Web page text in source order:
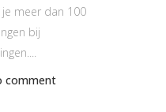
meer dan 100
bij
comment